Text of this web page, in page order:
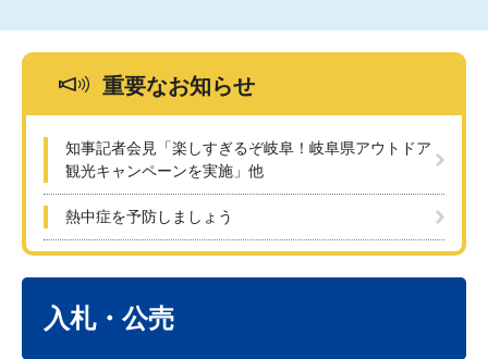
重要なお知らせ
知事記者会見「楽しすぎるぞ岐阜！岐阜県アウトドア
観光キャンペーンを実施」他
熱中症を予防しましょう
入札・公売